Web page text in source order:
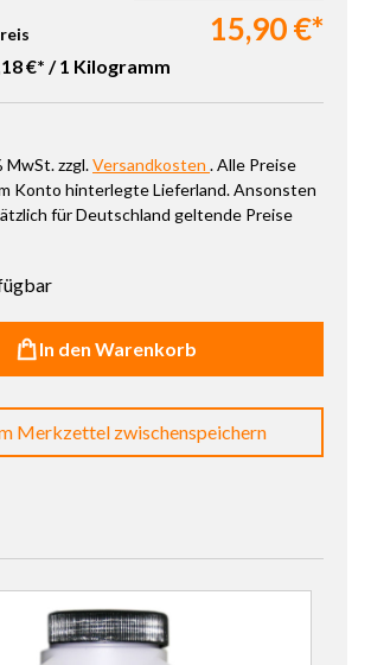
15,90 €*
€* / 1 Kilogramm
MwSt. zzgl.Versandkosten . Alle Preise
Konto hinterlegte Lieferland. Ansonsten
für Deutschland geltende Preise
In den Warenkorb
Merkzettel zwischenspeichern